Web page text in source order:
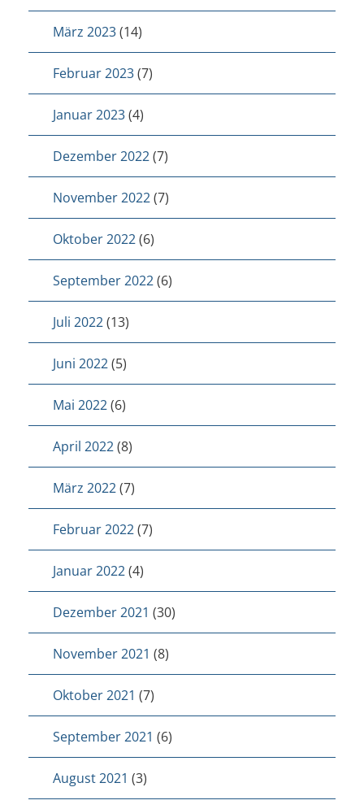
März 2023(14)
Februar 2023(7)
Januar 2023(4)
Dezember 2022(7)
November 2022(7)
Oktober 2022(6)
September 2022(6)
Juli 2022(13)
Juni 2022(5)
Mai 2022(6)
April 2022(8)
März 2022(7)
Februar 2022(7)
Januar 2022(4)
Dezember 2021 (30)
November 2021 (8)
Oktober 2021 (7)
September 2021 (6)
August 2021 (3)